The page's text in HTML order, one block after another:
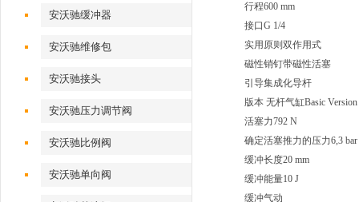
安沃驰缓冲器
安沃驰维修包
安沃驰接头
安沃驰压力调节阀
安沃驰比例阀
安沃驰单向阀
行程600 mm
接口G 1/4
实用原则双作用式
磁性销钉带磁性活塞
引导集成化导杆
版本 无杆气缸Basic Version
活塞力792 N
确定活塞推力的压力6,3 bar
缓冲长度20 mm
缓冲能量10 J
缓冲气动